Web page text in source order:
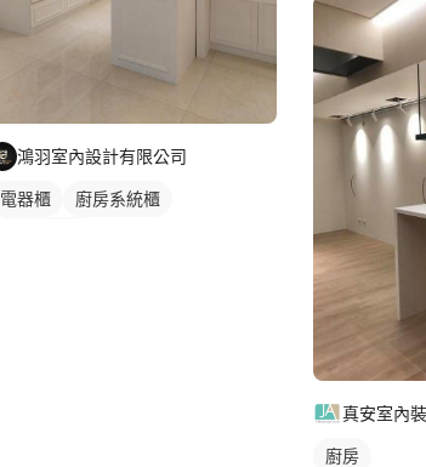
鴻羽室內設計有限公司
電器櫃
廚房系統櫃
真安室內
廚房